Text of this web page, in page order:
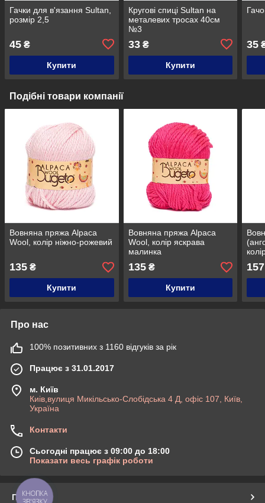
Гачки для в'язання Sultan,
розмір 2,5
45 ₴
Купити
Кругові спиці Sultan на
металевих тросах 40см
№3
33₴
Купити
35
Подібні товари компанії
Вовняна пряжа Alpaca
Wool, колір ніжно-рожевий
135 ₴
Купити
Вовняна пряжа Alpaca
Wool, колір яскрава
малинка
135₴
Купити
157
Про нас
100% позитивних з 1160 відгуків за рік
Працює з 31.01.2017
м. Київ
Киів,вулиця Микільсько-Слобідська 4 Д, офіс 107, Київ,
Україна
Контакти
Сьогодні працює з 09:00 до 18:00
Показати весь графік роботи
Про нас
КНОПКА
ЗВ'ЯЗКУ